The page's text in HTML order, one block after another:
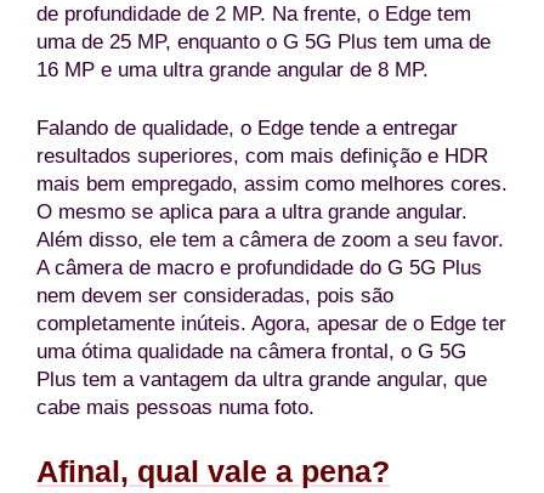
de profundidade de 2 MP. Na frente, o Edge tem
uma de 25 MP, enquanto o G 5G Plus tem uma de
16 MP e uma ultra grande angular de 8 MP.
Falando de qualidade, o Edge tende a entregar
resultados superiores, com mais definição e HDR
mais bem empregado, assim como melhores cores.
O mesmo se aplica para a ultra grande angular.
Além disso, ele tem a câmera de zoom a seu favor.
A câmera de macro e profundidade do G 5G Plus
nem devem ser consideradas, pois são
completamente inúteis. Agora, apesar de o Edge ter
uma ótima qualidade na câmera frontal, o G 5G
Plus tem a vantagem da ultra grande angular, que
cabe mais pessoas numa foto.
Afinal, qual vale a pena?